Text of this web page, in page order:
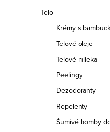
Telo
Krémy s
Telové oleje
Telové mlieka
Peelingy
Dezodoranty
Repelenty
Šumivé bomby